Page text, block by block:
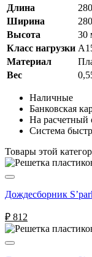
Длина
Ширина
Высота
30
Класс нагрузки
Материал
Вес
Наличные
Банковская
На расчетный
Система
Товары этой
Дождесборник
₽ 812